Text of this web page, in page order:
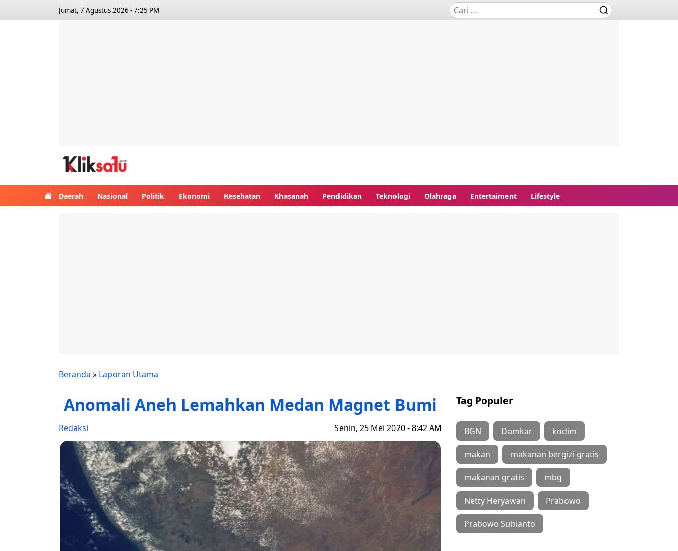
Jumat, 7 Agustus 2026 - 7:25 PM
Daerah Nasional Politik Ekonomi Kesehatan Khasanah Pendidikan Teknologi Olahraga Entertaiment Lifestyle
Beranda » Laporan Utama
Anomali Aneh Lemahkan Medan Magnet Bumi
Redaksi Senin, 25 Mei 2020 - 8:42 AM
Tag Populer
BGN Damkar kodim
makan makanan bergizi gratis
makanan gratis mbg
Netty Heryawan Prabowo
Prabowo Subianto